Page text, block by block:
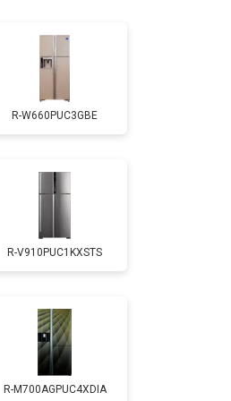
Заказать
Заказать
Заказать
Заказать
Заказать
R-W660PUC3GBE
R-V910PUC1KXSTS
R-M700AGPUC4XDIA